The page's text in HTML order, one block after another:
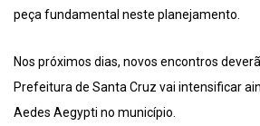
peça fundamental neste planejamento.
Nos próximos dias, novos encontros
Prefeitura de Santa Cruz vai intensificar
Aedes Aegypti no município.